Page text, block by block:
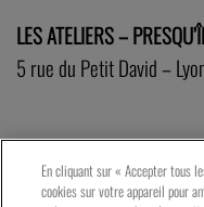
LES ATELIERS –
5 rue du Petit David –
En cliquant sur « Accepter tous
cookies sur votre appareil pour